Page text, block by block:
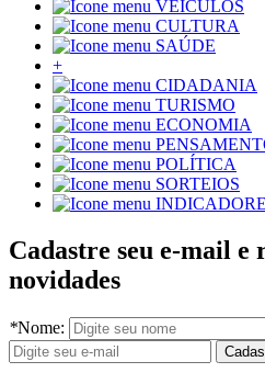
VEÍCULOS
CULTURA
SAÚDE
+
CIDADANIA
TURISMO
ECONOMIA
POLÍTICA
SORTEIOS
Cadastre seu e-mail e
novidades
*Nome: